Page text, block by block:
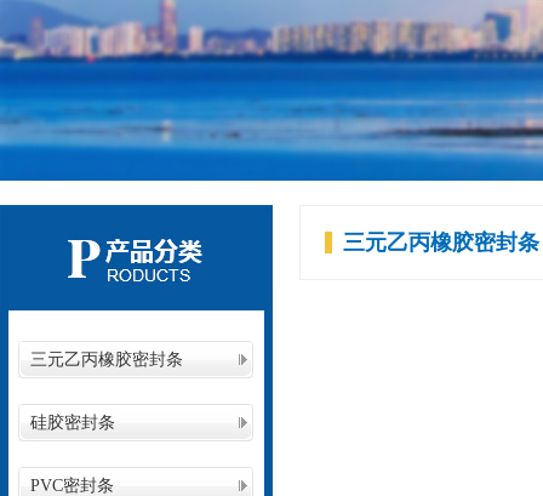
三元乙丙橡胶密封条
硅胶密封条
PVC密封条
三元乙丙橡胶密封条